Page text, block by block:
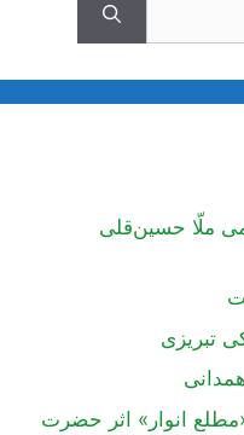
ملّا حسین‌قلی
تبریزی
انوار» اثر حضرت